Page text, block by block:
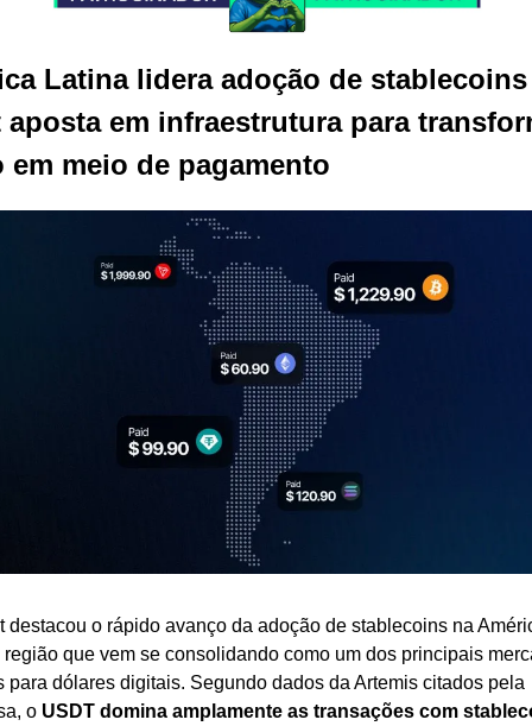
Latina lidera adoção de stablecoins
em infraestrutura para
em meio de pagamento
destacou o rápido avanço da adoção de stablecoins na
região que vem se consolidando como um dos principais
para dólares digitais. Segundo dados da Artemis citados pela
o USDT domina amplamente as transações com